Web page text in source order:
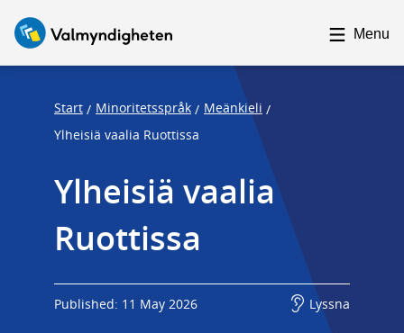
Menu
Start / Minoritetsspråk / Meänkieli /
Ylheisiä vaalia Ruottissa
Ylheisiä vaalia
Ruottissa
Published: 11 May 2026 Lyssna
c
c